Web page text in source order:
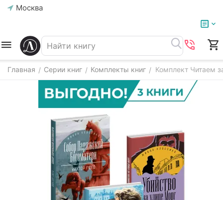
Москва
Главная / Серии книг / Комплекты книг / Комплект Читаем